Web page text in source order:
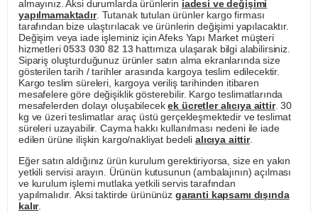
almayınız. Aksi durumlarda ürünlerin iadesi ve değişimi
yapılmamaktadır. Tutanak tutulan ürünler kargo firması
tarafından bize ulaştırılacak ve ürünlerin değişimi yapılacaktır.
Değişim veya iade işleminiz için Afeks Yapı Market müşteri
hizmetleri0533 030 82 13hattımıza ulaşarak bilgi alabilirsiniz.
Sipariş oluşturduğunuz ürünler satın alma ekranlarında size
gösterilen tarih / tarihler arasında kargoya teslim edilecektir.
Kargo teslim süreleri, kargoya veriliş tarihinden itibaren
mesafelere göre değişiklik gösterebilir. Kargo teslimatlarında
mesafelerden dolayı oluşabilecekek ücretler alıcıya aittir. 30
kg ve üzeri teslimatlar araç üstü gerçekleşmektedir ve teslimat
süreleri uzayabilir. Cayma hakkı kullanılması nedeni ile iade
edilen ürüne ilişkin kargo/nakliyat bedeli alıcıya aittir.
Eğer satın aldığınız ürün kurulum gerektiriyorsa, size en yakın
yetkili servisi arayın. Ürünün kutusunun (ambalajının) açılması
ve kurulum işlemi mutlaka yetkili servis tarafından
yapılmalıdır. Aksi taktirde ürününüz garanti kapsamı dışında
kalır.